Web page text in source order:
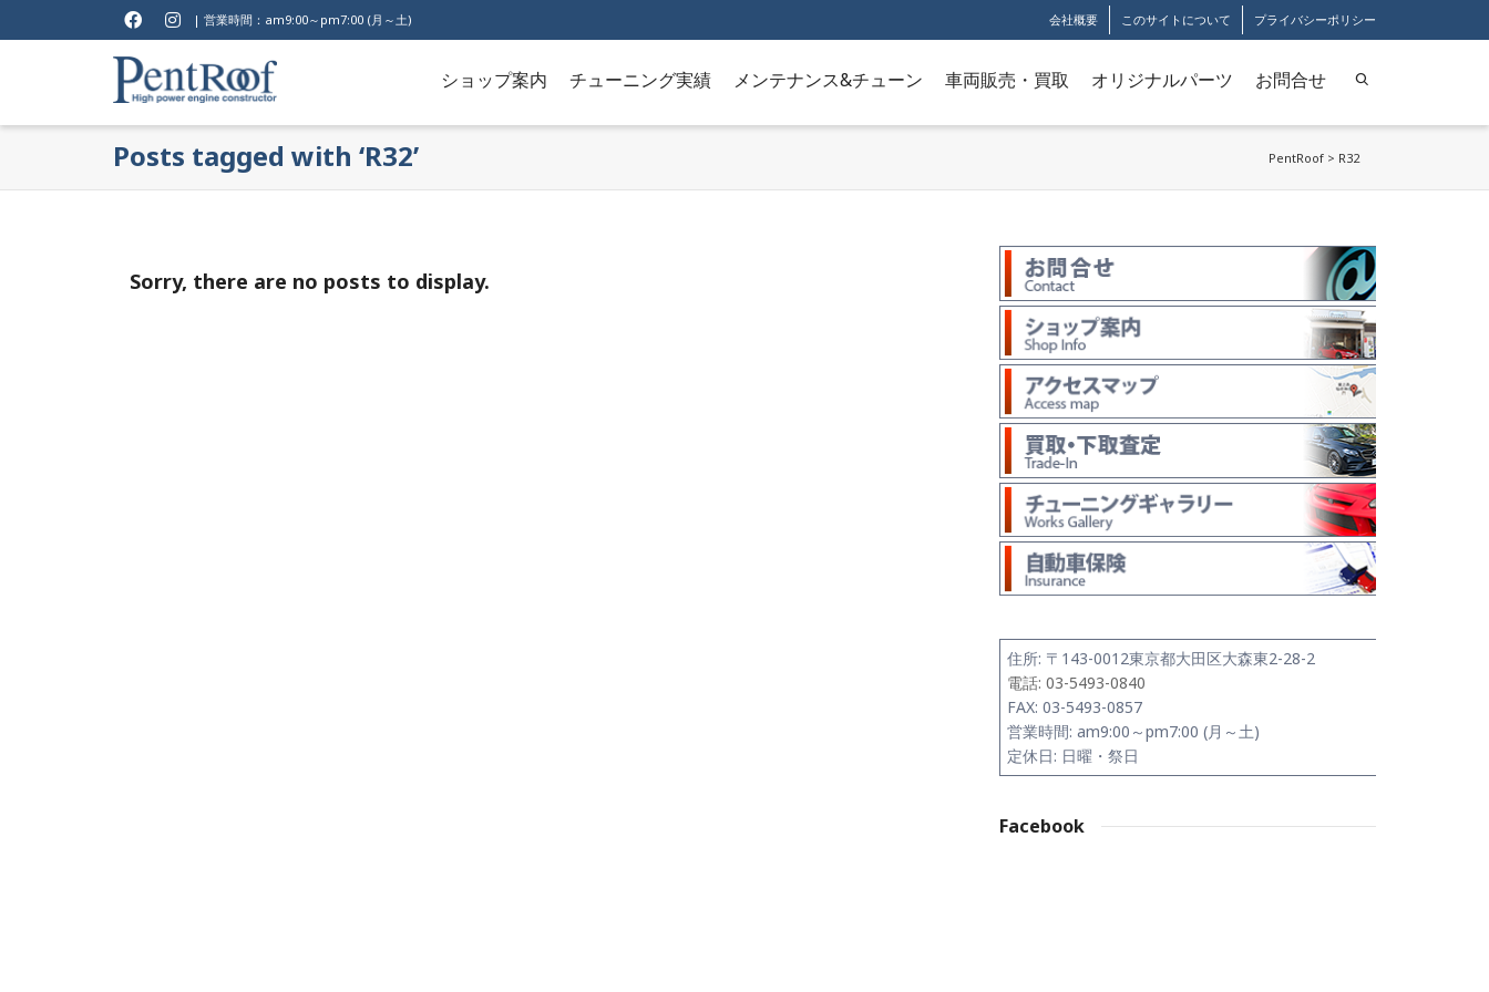
| 営業時間：am9:00～pm7:00 (月～土) 会社概要 このサイトについて プライバシーポリシー
ショップ案内 チューニング実績 メンテナンス&チューン 車両販売・買取 オリジナルパーツ お問合せ
Posts tagged with ‘R32’ PentRoof > R32
Sorry, there are no posts to display.
住所: 〒143-0012東京都大田区大森東2-28-2
電話: 03-5493-0840
FAX: 03-5493-0857
営業時間: am9:00～pm7:00 (月～土)
定休日: 日曜・祭日
Facebook